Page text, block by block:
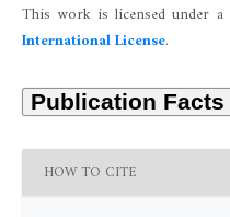
This work is licensed under a
International License.
HOW TO CITE